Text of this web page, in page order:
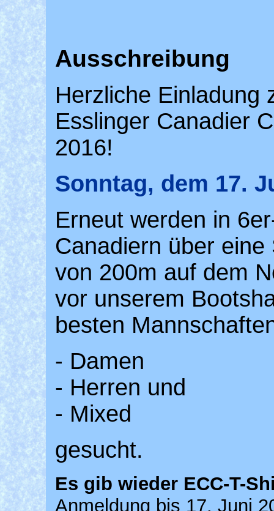
Ausschreibung
Herzliche Einladung
Esslinger Canadier
2016!
Sonntag, dem 17.
Erneut werden in
Canadiern über eine
von 200m auf dem
vor unserem
besten
- Damen
- Herren und
- Mixed
gesucht.
Es gib wieder ECC-T-
Anmeldung bis 17. Juni